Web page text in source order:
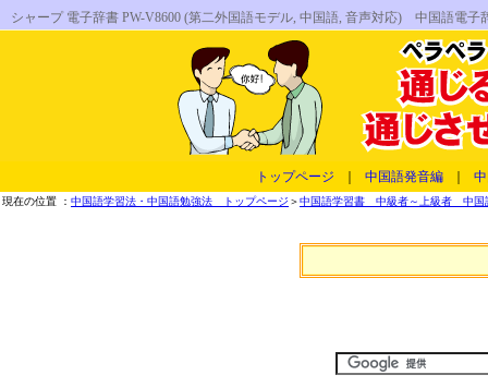
シャープ 電子辞書 PW-V8600 (第二外国語モデル, 中国語, 音声対応) 中国
トップページ 中国語発音編
現在の位置 ： 中国語学習法・中国語勉強法 トップページ ＞中国語学習書 中級者～上級者 中国